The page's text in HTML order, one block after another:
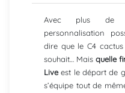
Avec plus de
personnalisation
dire que le C4 cactus
souhait… Maisquelle
Liveest le départ de
s’équipe tout de